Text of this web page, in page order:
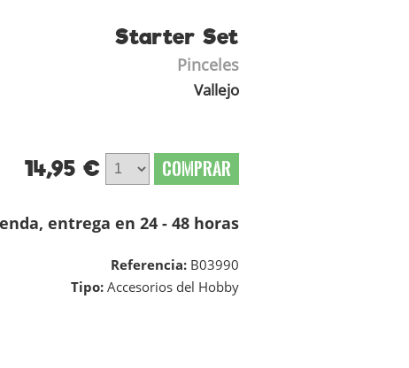
Starter Set
Pinceles
Vallejo
14,95 € COMPRAR
entrega en 24 - 48 horas
Referencia: B03990
Tipo: Accesorios del Hobby